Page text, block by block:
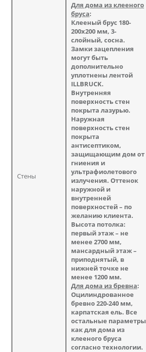
Стены
Для дома из клееного
бруса:
Клееный брус 180-
200х200 мм, 3-
слойный, сосна.
Замки зацепления
могут быть
дополнительно
уплотнены лентой
ILLBRUCK.
Внутренняя
поверхность стен
покрыта лазурью.
Наружная
поверхность стен
покрыта
антисептиком,
защищающим дом от
гниения и
ультрафиолетового
излучения. Оттенок
наружной и
внутренней
поверхностей – по
желанию клиента.
Высота потолка:
первый этаж – не
менее 2700 мм,
мансардный этаж –
приподнятый, в
нижней точке не
менее 1200 мм.
Для дома из бревна:
Оцилиндрованное
бревно 220-240 мм,
карпатская ель. Все
остальные параметры
как для дома из
клееного бруса
согласно технологии.